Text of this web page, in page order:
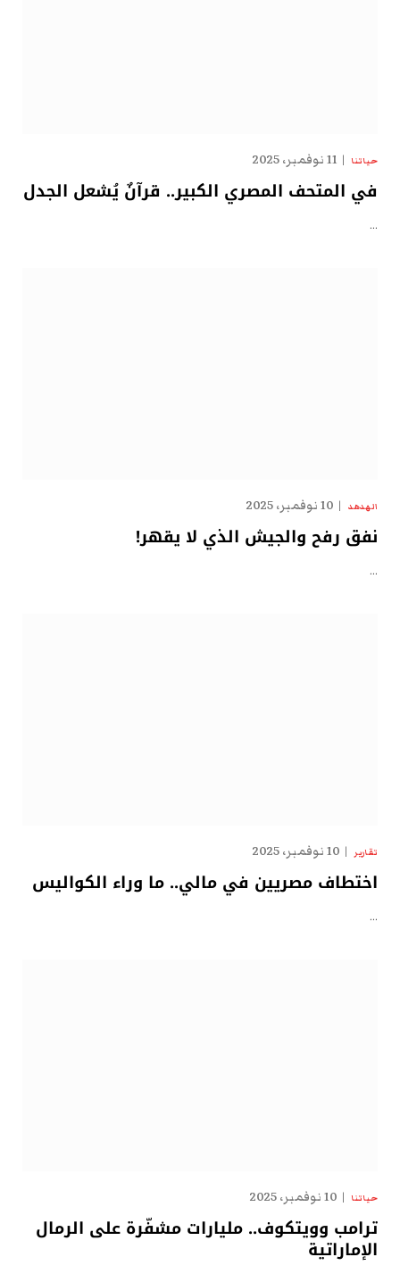
حياتنا 11 نوفمبر، 2025
في المتحف المصري الكبير.. قرآنٌ يُشعل الجدل
…
الهدهد 10 نوفمبر، 2025
نفق رفح والجيش الذي لا يقهر!
…
تقارير 10 نوفمبر، 2025
اختطاف مصريين في مالي.. ما وراء الكواليس
…
حياتنا 10 نوفمبر، 2025
ترامب وويتكوف.. مليارات مشفّرة على الرمال
الإماراتية